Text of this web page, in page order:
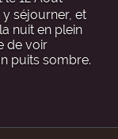
y séjourner, et
nuit en plein
de voir
puits sombre.